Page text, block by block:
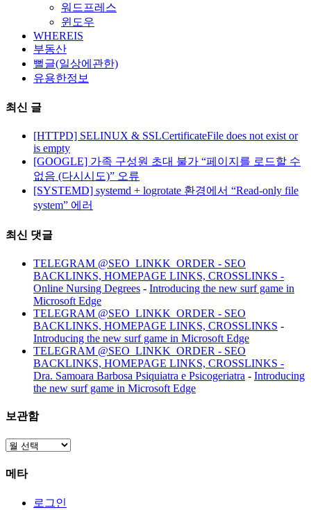
워드프레스
윈도우
WHEREIS
부동산
뻘글(일상에관한)
유용한정보
최신 글
[HTTPD] SELINUX & SSLCertificateFile does not exist or
is empty
[GOOGLE] 가족 구성원 초대 불가 “페이지를 로드할 수
없음 (다시시도)” 오류
[SYSTEMD] systemd + logrotate 환경에서 “Read-only file
system” 에러
최신 댓글
TELEGRAM @SEO_LINKK_ORDER - SEO
BACKLINKS, HOMEPAGE LINKS, CROSSLINKS -
Online Nursing Degrees - Introducing the new surf game in
Microsoft Edge
TELEGRAM @SEO_LINKK_ORDER - SEO
BACKLINKS, HOMEPAGE LINKS, CROSSLINKS -
Introducing the new surf game in Microsoft Edge
TELEGRAM @SEO_LINKK_ORDER - SEO
BACKLINKS, HOMEPAGE LINKS, CROSSLINKS -
Dra. Samoara Barbosa Psiquiatra e Psicogeriatra - Introducing
the new surf game in Microsoft Edge
보관함
보
함
메타
로그인